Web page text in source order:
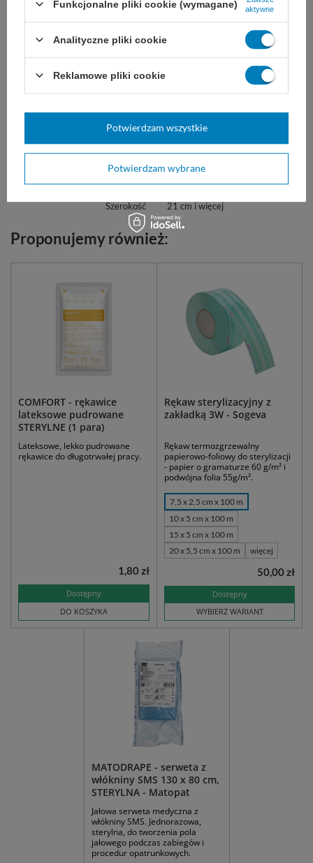
Zobacz także działopakowania do sterylizacji
Marka
REF RSSOGTUVCE250
Gramatura
60 g/m²
Rodzaj
trzywskaźnikowe
Producent
Sogeva
Szerokość
21 cm i więcej
Proponujemy również:
COMFORT - rękawice
lateksowe pudrowane
STERYLNE (1 para)
Lateksowe, lekko pudrowane
rękawice do długotrwałej pracy.
Dostępny
DO KOSZYKA
1,80 zł
Rękaw sterylizacyjny z
zakładką 3W - Sogeva
Rękaw termozgrzewalny
papierowo-foliowy do sterylizacji
- papier o gramaturze 60 g/m² i
podwójna folia 55g/m².
7,5 x 2,5 cm x 100 m
10 x 5 cm x 100 m
15 x 5 cm x 100 m
20 x 5,5 cm x 100 m
więcej
Dostępny
WYBIERZ WARIANT
50,00 zł
MATODRAPE - serweta z
włókniny SMS 130 x 80 cm,
STERYLNA - Matopat
Jałowa serweta medyczna z
włókniny SMS. Jednorazowa,
sterylna, do tworzenia pola
jałowego podczas zabiegów i
procedur opatrunkowych.
Funkcjonalne pliki cookie (wymagane)
aktywne
Analityczne pliki cookie
Reklamowe pliki cookie
Potwierdzam wybrane
Potwierdzam wszystkie